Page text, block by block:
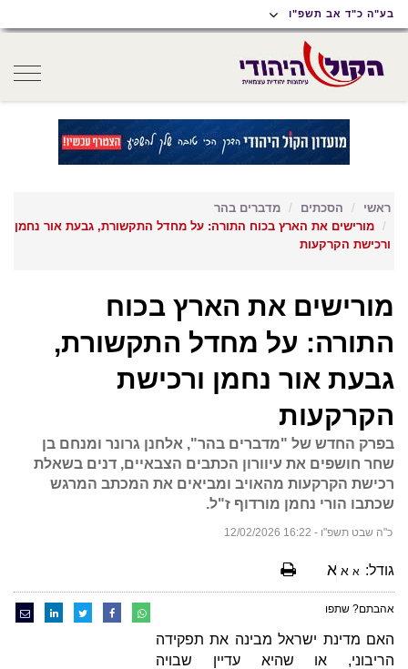
תפריט
נגישות
תפריט
ראשי
תוכן
ראשי
בע"ה כ"ד אב תשפ"ו
ראשי הסכתים
מדברים בהר
מורישים את הארץ בכוח התורה: על מחדל התקשורת, גבעת אור נחמן
ורכישת הקרקעות
מורישים את הארץ בכוח
התורה: על מחדל התקשורת,
גבעת אור נחמן ורכישת
הקרקעות
בפרק החדש של "מדברים בהר", אלחנן גרונר ומנחם בן
שחר חושפים את עיוורון הכתבים הצבאיים, דנים בשאלת
רכישת הקרקעות מהאויב ומביאים את המכתב המרגש
שכתבו הורי נחמן מורדוף ז"ל.
כ"ה שבט תשפ"ו - 16:22 12/02/2026
גודל: א א א
אהבתם? שתפו
האם מדינת ישראל מבינה את תפקידה
הריבוני, או שהיא עדיין שבויה